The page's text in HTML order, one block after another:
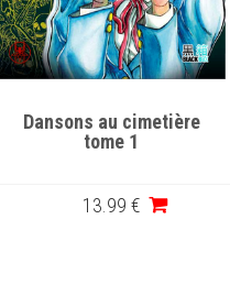
Dansons au cimetière
tome 1
13.99 €